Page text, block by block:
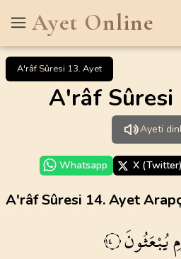
Ayet Online
A'râf Sûresi 13. Ayet
A'râf Sûresi
Ayeti
Whatsapp X (Twitter)
A'râf Sûresi 14. Ayet
يُبْعَثُونَ ١٤